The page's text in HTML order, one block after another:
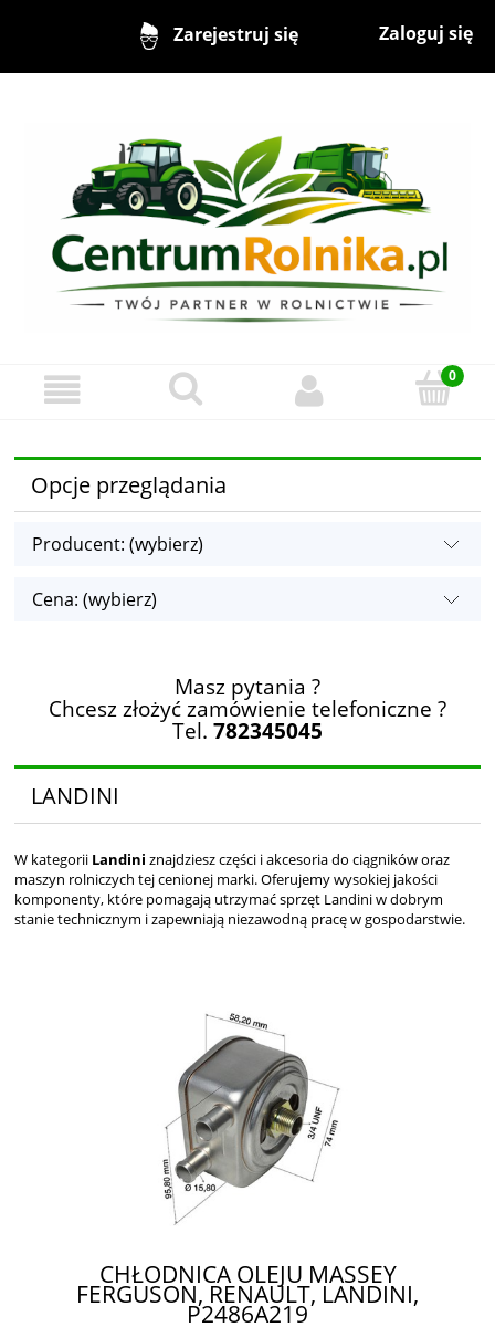
Zarejestruj się Zaloguj się
Opcje przeglądania
Producent: (wybierz)
Cena: (wybierz)
Masz pytania ?
Chcesz złożyć zamówienie telefoniczne ?
Tel. 782345045
LANDINI
W kategorii Landini znajdziesz części i akcesoria do ciągników oraz
maszyn rolniczych tej cenionej marki. Oferujemy wysokiej jakości
komponenty, które pomagają utrzymać sprzęt Landini w dobrym
stanie technicznym i zapewniają niezawodną pracę w gospodarstwie.
CHŁODNICA OLEJU MASSEY
FERGUSON, RENAULT, LANDINI,
P2486A219